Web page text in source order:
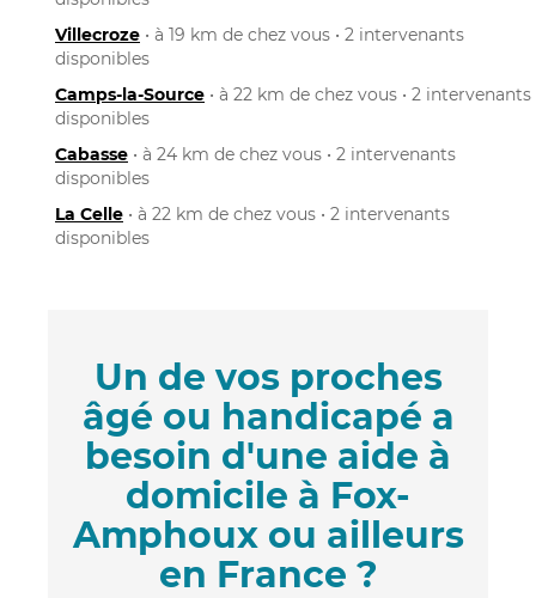
Villecroze • à 19 km de chez vous • 2 intervenants
disponibles
Camps-la-Source • à 22 km de chez vous • 2 intervenants
disponibles
Cabasse • à 24 km de chez vous • 2 intervenants
disponibles
La Celle • à 22 km de chez vous • 2 intervenants
disponibles
Un de vos proches
âgé ou handicapé a
besoin d'une aide à
domicile à Fox-
Amphoux ou ailleurs
en France ?